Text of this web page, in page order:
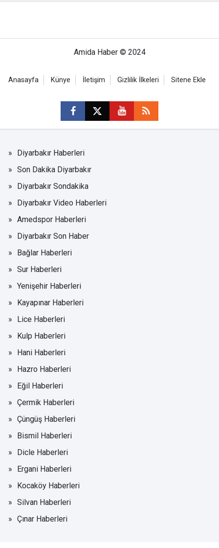
Amida Haber © 2024
Anasayfa Künye İletişim Gizlilik İlkeleri Sitene Ekle
Diyarbakır Haberleri
Son Dakika Diyarbakır
Diyarbakır Sondakika
Diyarbakır Video Haberleri
Amedspor Haberleri
Diyarbakır Son Haber
Bağlar Haberleri
Sur Haberleri
Yenişehir Haberleri
Kayapınar Haberleri
Lice Haberleri
Kulp Haberleri
Hani Haberleri
Hazro Haberleri
Eğil Haberleri
Çermik Haberleri
Çüngüş Haberleri
Bismil Haberleri
Dicle Haberleri
Ergani Haberleri
Kocaköy Haberleri
Silvan Haberleri
Çınar Haberleri